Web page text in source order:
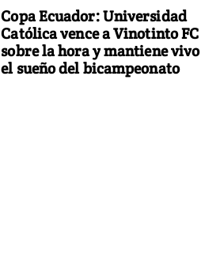
Copa Ecuador: Universidad
Católica vence a Vinotinto FC
sobre la hora y mantiene vivo
el sueño del bicampeonato